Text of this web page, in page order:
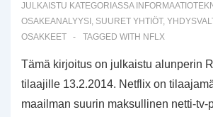
JULKAISTU KATEGORIASSA
OSAKEANALYYSI , SUURET YHTIÖT,
OSAKKEET
TAGGED WITH NFLX
Tämä kirjoitus on julkaistu alunperin
tilaajille 13.2.2014. Netflix on
maailman suurin maksullinen netti-tv-